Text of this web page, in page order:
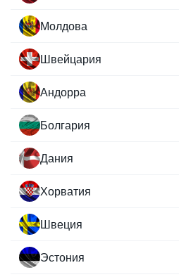
Молдова
Швейцария
Андорра
Болгария
Дания
Хорватия
Швеция
Эстония